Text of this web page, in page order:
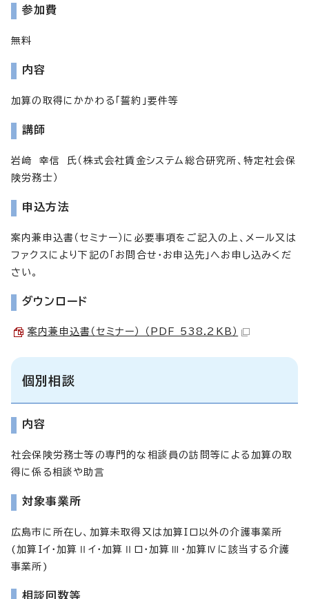
参加費
無料
内容
加算の取得にかかわる「誓約」要件等
講師
岩﨑 幸信 氏（株式会社賃金システム総合研究所、特定社会保
険労務士）
申込方法
案内兼申込書（セミナー）に必要事項をご記入の上、メール又は
ファクスにより下記の「お問合せ・お申込先」へお申し込みくだ
さい。
ダウンロード
案内兼申込書（セミナー） （PDF 538.2KB）
個別相談
内容
社会保険労務士等の専門的な相談員の訪問等による加算の取
得に係る相談や助言
対象事業所
広島市に所在し、加算未取得又は加算Iロ以外の介護事業所
(加算Iイ・加算Ⅱイ・加算Ⅱロ・加算Ⅲ・加算Ⅳに該当する介護
事業所)
相談回数等